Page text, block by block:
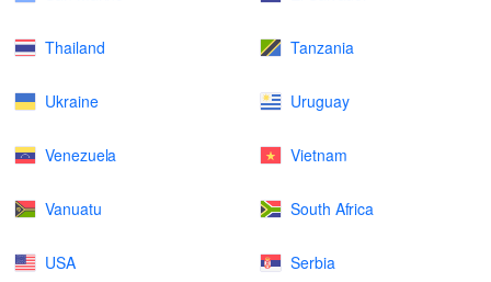
Thailand Tanzania
Ukraine Uruguay
Venezuela Vietnam
Vanuatu South Africa
USA Serbia